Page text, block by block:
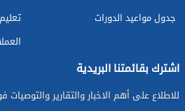
جدول مواعيد الدورات
اشترك بقائمتنا البريدية
للاطلاع على أهم الاخبار والتقارير والتوصيات